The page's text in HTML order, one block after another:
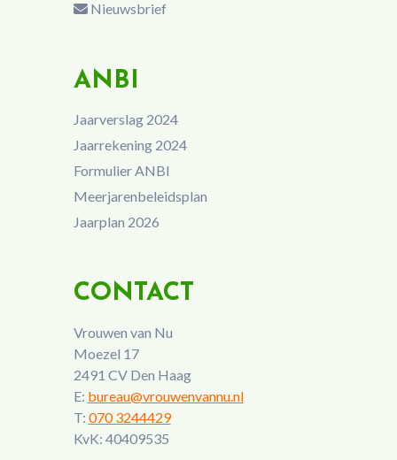
Nieuwsbrief
ANBI
Jaarverslag 2024
Jaarrekening 2024
Formulier ANBI
Meerjarenbeleidsplan
Jaarplan 2026
CONTACT
Vrouwen van Nu
Moezel 17
2491 CV Den Haag
E: bureau@vrouwenvannu.nl
T: 070 3244429
KvK: 40409535